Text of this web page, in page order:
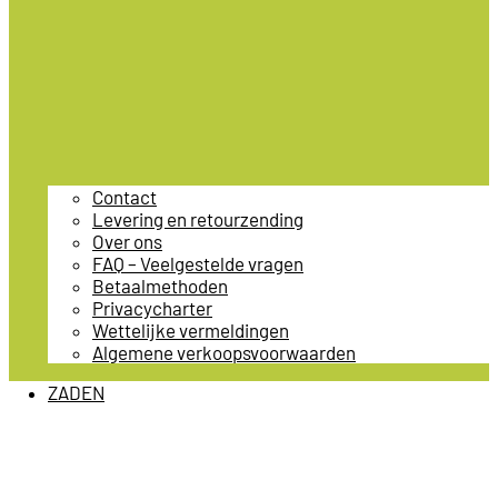
Contact
Levering en retourzending
Over ons
FAQ – Veelgestelde vragen
Betaalmethoden
Privacycharter
Wettelijke vermeldingen
Algemene verkoopsvoorwaarden
ZADEN